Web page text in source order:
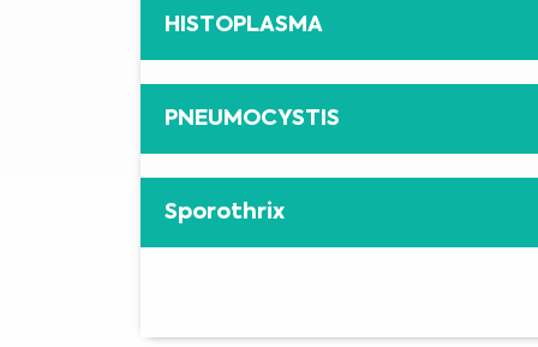
HISTOPLASMA
PNEUMOCYSTIS
Sporothrix